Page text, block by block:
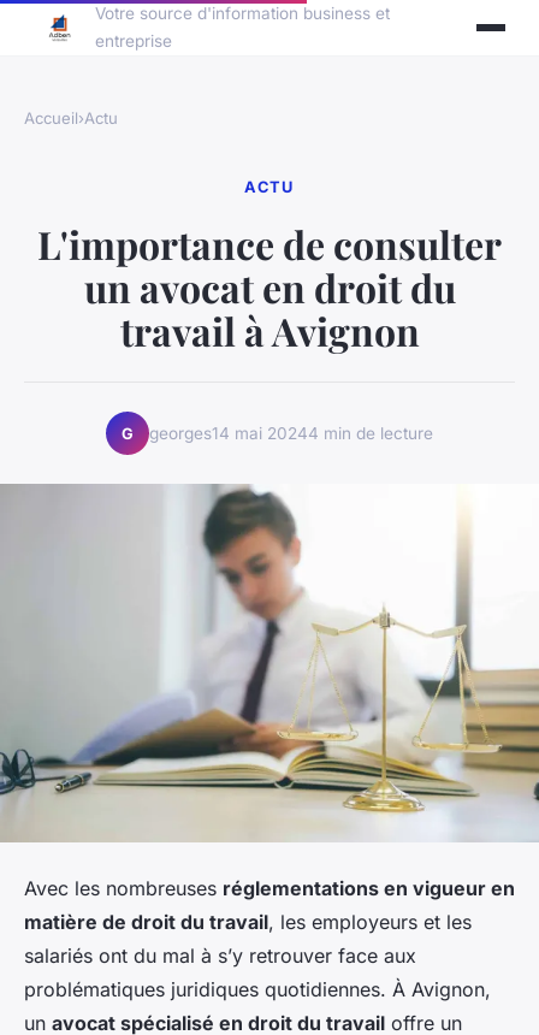
Votre source d'information business et
entreprise
Accueil›Actu
ACTU
L'importance de consulter
un avocat en droit du
travail à Avignon
G georges14 mai 20244 min de lecture
Avec les nombreuses réglementations en vigueur en
matière de droit du travail, les employeurs et les
salariés ont du mal à s’y retrouver face aux
problématiques juridiques quotidiennes. À Avignon,
un avocat spécialisé en droit du travail offre un